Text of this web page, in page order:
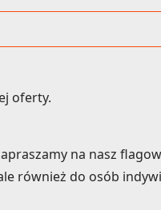
oferty.
na nasz
również do osób